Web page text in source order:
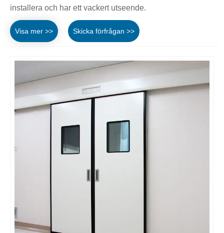
installera och har ett vackert utseende.
Visa mer >> Skicka förfrågan >>